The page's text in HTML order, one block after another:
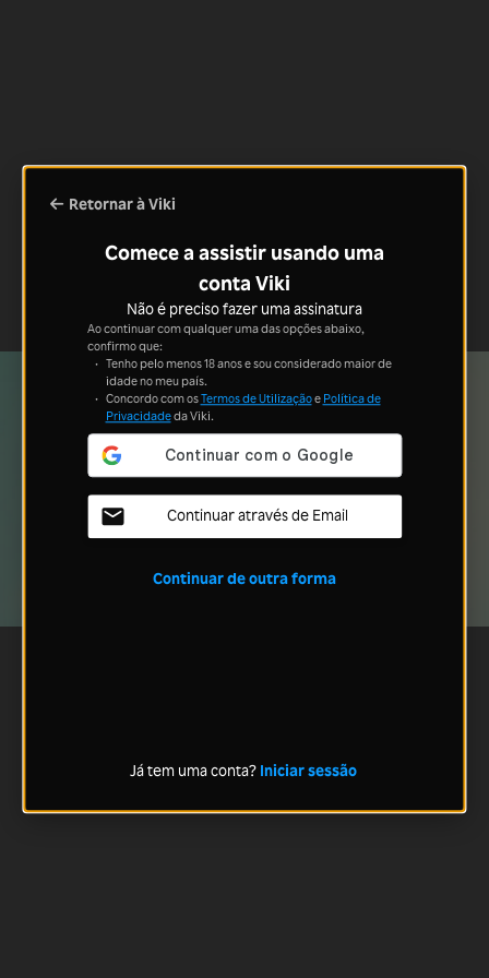
Retornar à Viki
Comece a assistir usando uma
conta Viki
Não é preciso fazer uma assinatura
Ao continuar com qualquer uma das opções abaixo,
confirmo que:
Tenho pelo menos 18 anos e sou considerado maior de
idade no meu país.
Concordo com osTermos de Utilizaçãoe Política de
Privacidadeda Viki.
Continuar através de Email
Continuar de outra forma
Já tem uma conta? Iniciar sessão